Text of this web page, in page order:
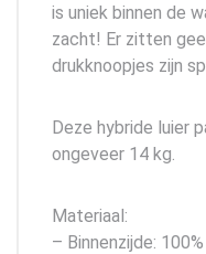
is uniek binnen de
zacht! Er zitten
drukknoopjes zijn
Deze hybride luier
ongeveer 14 kg.
Materiaal:
– Binnenzijde: